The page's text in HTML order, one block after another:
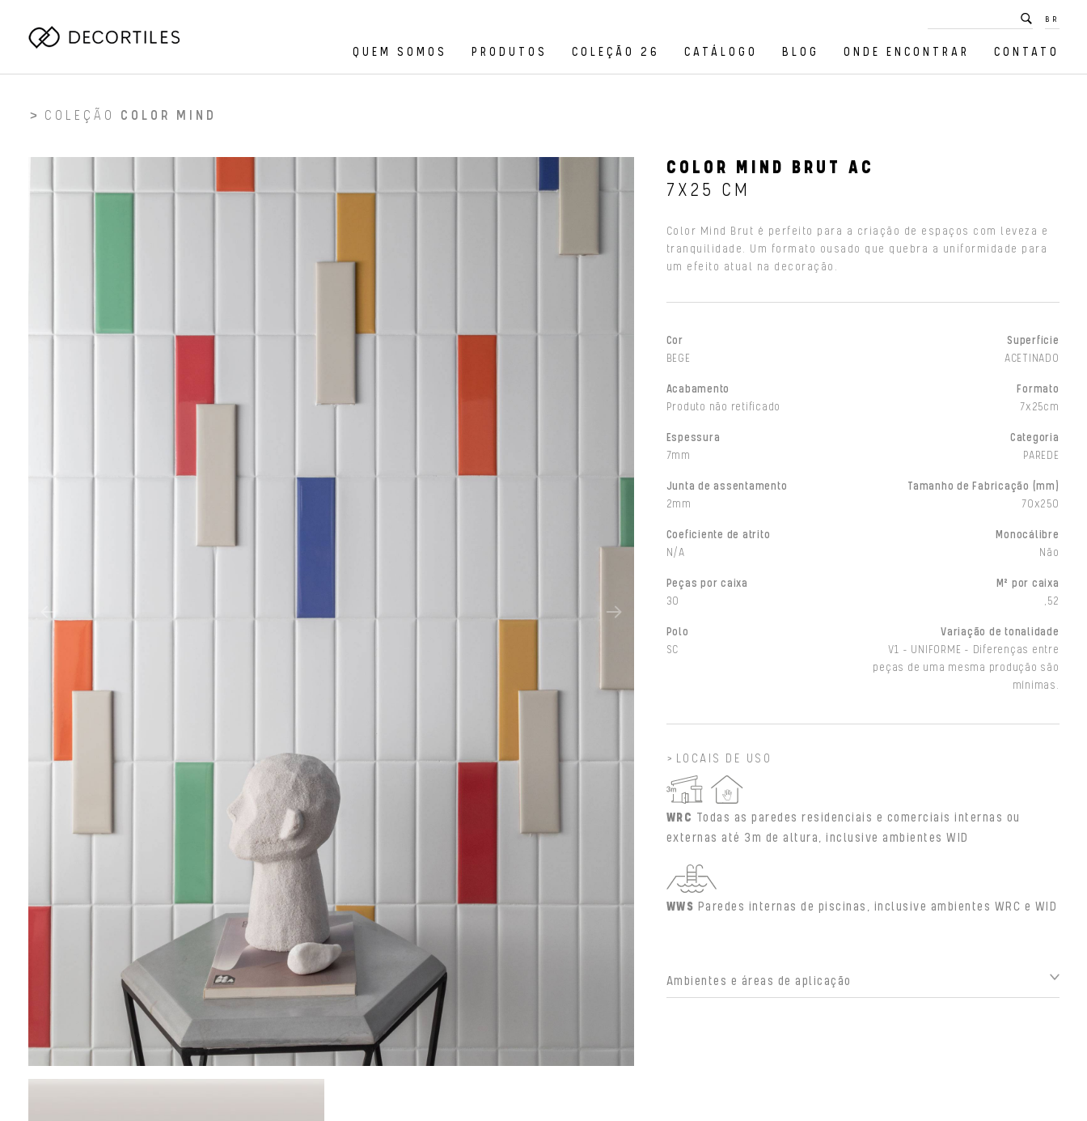
BR
QUEM SOMOS PRODUTOS COLEÇÃO 26 CATÁLOGO BLOG ONDE ENCONTRAR CONTATO
COLEÇÃO COLOR MIND
COLOR MIND BRUT AC
7X25 CM
Color Mind Brut é perfeito para a criação de espaços com leveza e
tranquilidade. Um formato ousado que quebra a uniformidade para
um efeito atual na decoração.
Cor
BEGE
Superfície
ACETINADO
Acabamento
Produto não retificado
Formato
7x25cm
Espessura
7mm
Categoria
PAREDE
Junta de assentamento
2mm
Tamanho de Fabricação (mm)
70x250
Coeficiente de atrito
N/A
Monocálibre
Não
Peças por caixa
30
M² por caixa
,52
Polo
SC
Variação de tonalidade
V1 - UNIFORME - Diferenças entre
peças de uma mesma produção são
mínimas.
LOCAIS DE USO
WRC Todas as paredes residenciais e comerciais internas ou
externas até 3m de altura, inclusive ambientes WID
WWS Paredes internas de piscinas, inclusive ambientes WRC e WID
Ambientes e áreas de aplicação